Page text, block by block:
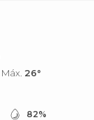
Máx. 26°
82%